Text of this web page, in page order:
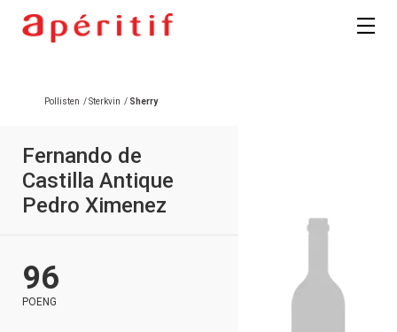
Pollisten /Sterkvin / Sherry
Fernando de
Castilla Antique
Pedro Ximenez
96
POENG